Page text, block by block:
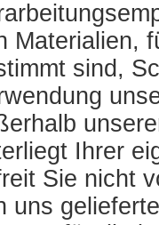
Materialien,
sind,
Ihrer
Sie nicht
uns